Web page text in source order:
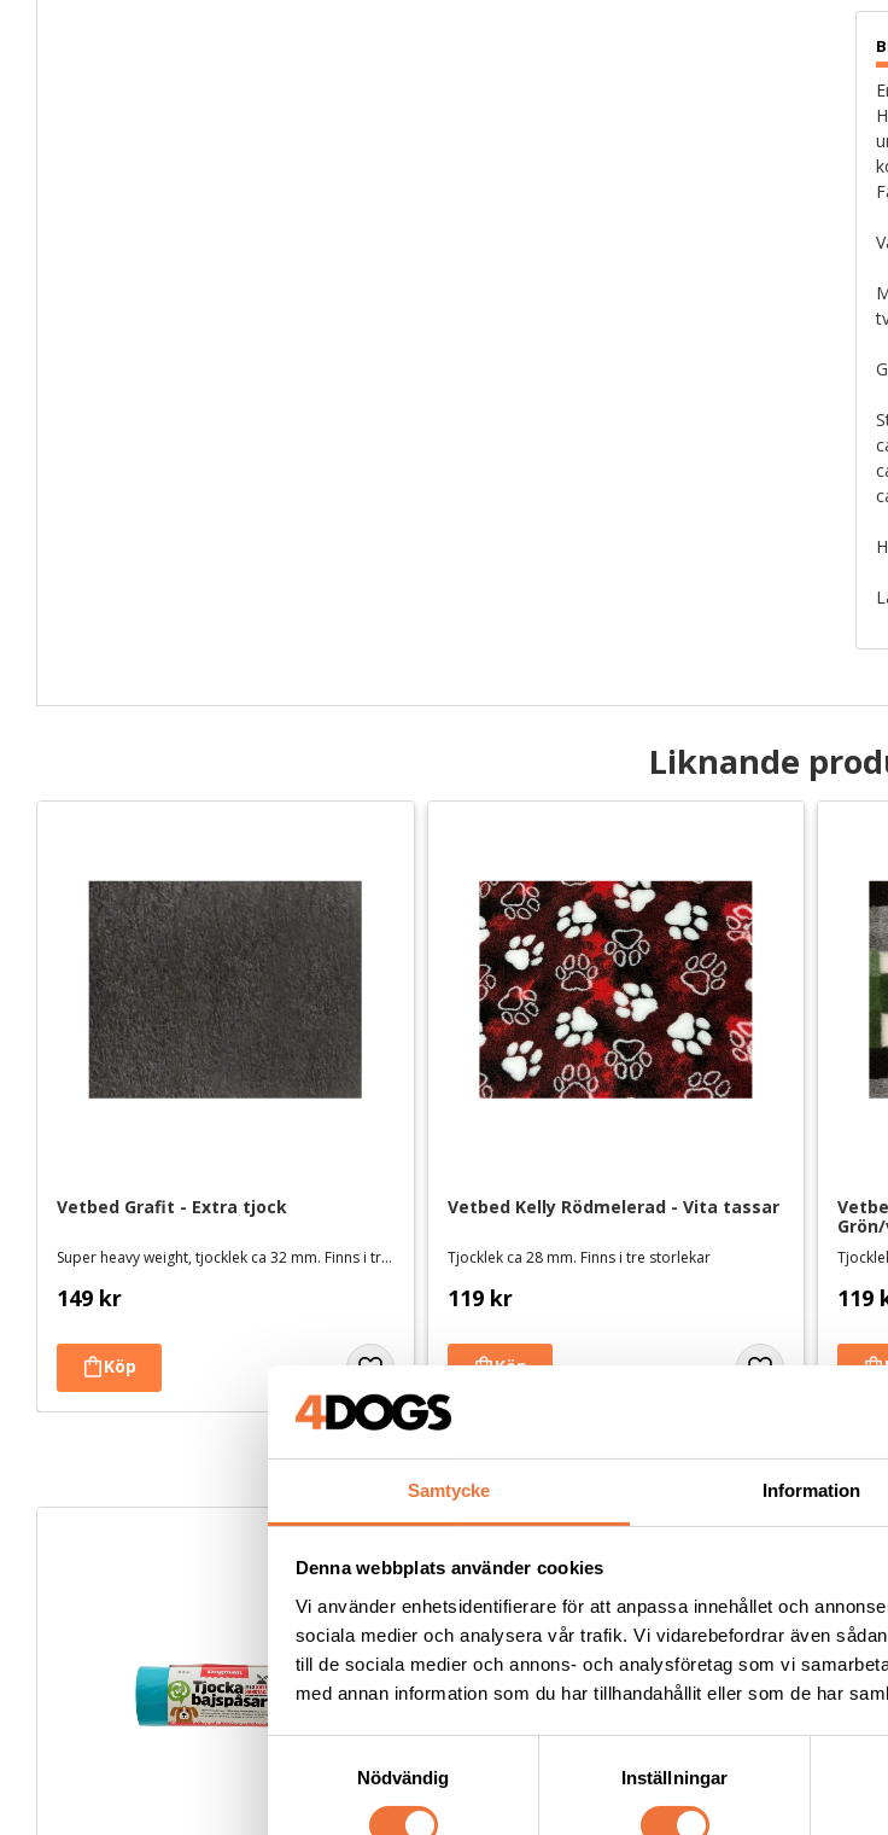
Samtycke Information
Denna webbplats använder cookies
Vi använder enhetsidentifierare för att anpassa innehållet och
sociala medier och analysera vår trafik. Vi vidarebefordrar även
till de sociala medier och annons- och analysföretag som vi
med annan information som du har tillhandahållit eller som de har
Nödvändig Inställningar
Liknande
Vetbed Grafit - Extra tjock
Super heavy weight, tjocklek ca 32 mm. Finns i tre storlekar
149 kr
Vetbed Kelly Rödmelerad - Vita tassar
Tjocklek ca 28 mm. Finns i tre storlekar
119 kr 119
Andra köpte